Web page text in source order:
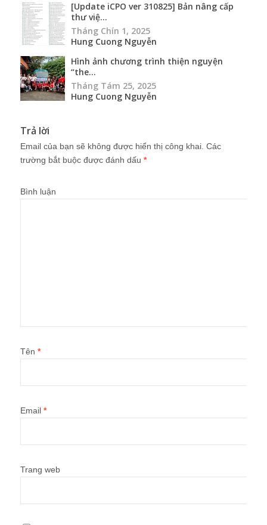
[Update iCPO ver 310825] Bản nâng cấp
thư việ...
Tháng Chín 1, 2025
Hung Cuong Nguyễn
Hình ảnh chương trình thiện nguyện
“the...
Tháng Tám 25, 2025
Hung Cuong Nguyễn
Trả lời
Email của bạn sẽ không được hiển thị công khai. Các
trường bắt buộc được đánh dấu *
Bình luận
Tên *
Email *
Trang web